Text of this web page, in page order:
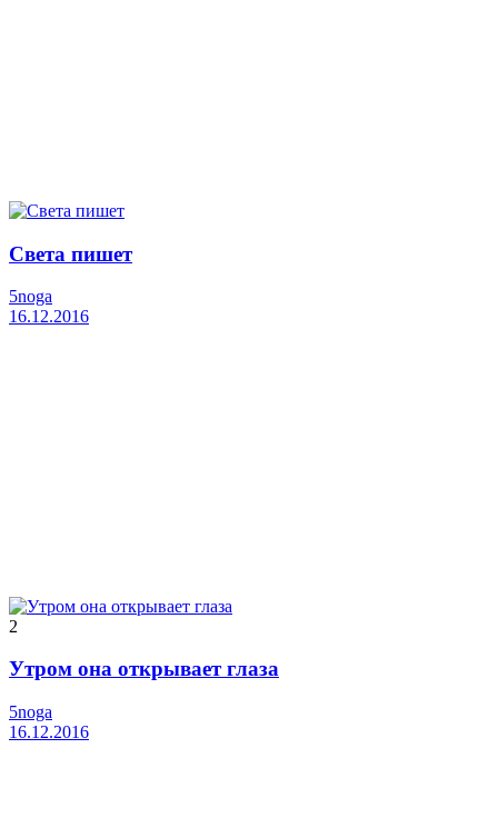
Света пишет
5noga
16.12.2016
2
Утром она открывает глаза
5noga
16.12.2016